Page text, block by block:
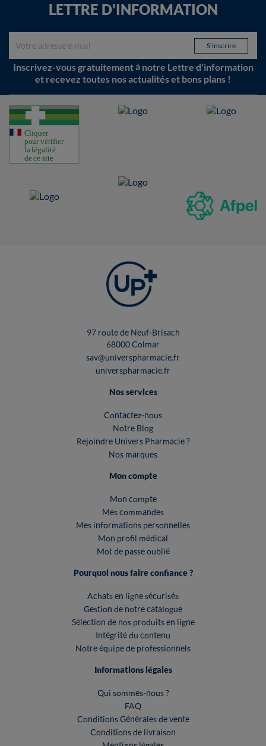
LETTRE D'INFORMATION
Inscrivez-vous gratuitement à notre Lettre d'information
et recevez toutes nos actualités et bons plans !
97 route de Neuf-Brisach
68000 Colmar
sav@universpharmacie.fr
universpharmacie.fr
Nos services
Contactez-nous
Notre Blog
Rejoindre Univers Pharmacie ?
Nos marques
Mon compte
Mon compte
Mes commandes
Mes informations personnelles
Mon profil médical
Mot de passe oublié
Pourquoi nous faire confiance ?
Achats en ligne sécurisés
Gestion de notre catalogue
Sélection de nos produits en ligne
Intégrité du contenu
Notre équipe de professionnels
Informations légales
Qui sommes-nous ?
FAQ
Conditions Générales de vente
Conditions de livraison